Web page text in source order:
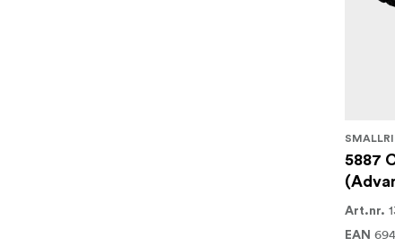
5887
Art.nr.
EAN